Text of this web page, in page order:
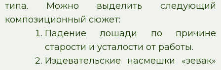
типа. Можно выделить следующий
композиционный сюжет:
Падение лошади по причине
старости и усталости от работы.
Издевательские насмешки «зевак»